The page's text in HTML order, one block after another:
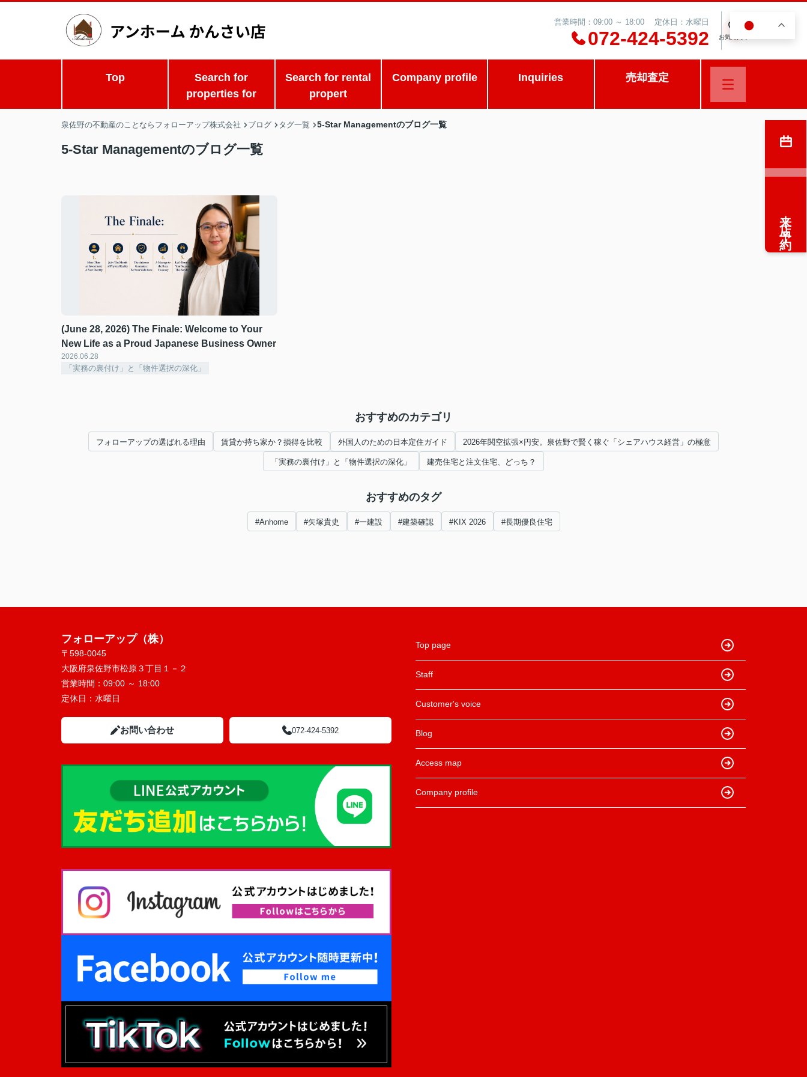
営業時間：09:00 ～ 18:00 定休日：水曜日
072-424-5392 お気に入り
Top
Search for
properties for
Search for rental
propert
Company profile Inquiries 売却査定
泉佐野の不動産のことならフォローアップ株式会社 ブログ タグ一覧 5-Star Managementのブログ一覧
5-Star Managementのブログ一覧
(June 28, 2026) The Finale: Welcome to Your
New Life as a Proud Japanese Business Owner
2026.06.28
「実務の裏付け」と「物件選択の深化」
おすすめのカテゴリ
フォローアップの選ばれる理由 賃貸か持ち家か？損得を比較 外国人のための日本定住ガイド 2026年関空拡張×円安。泉佐野で賢く稼ぐ「シェアハウス経営」の極意
「実務の裏付け」と「物件選択の深化」 建売住宅と注文住宅、どっち？
おすすめのタグ
#Anhome #矢塚貴史 #一建設 #建築確認 #KIX 2026 #長期優良住宅
来店予約
フォローアップ（株）
〒598-0045
大阪府泉佐野市松原３丁目１－２
営業時間： 09:00 ～ 18:00
定休日： 水曜日
お問い合わせ 072-424-5392
Top page
Staff
Customer's voice
Blog
Access map
Company profile